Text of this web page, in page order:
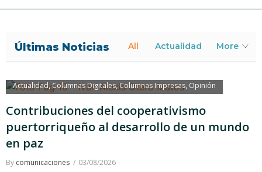
Últimas Noticias All Actualidad More
Actualidad,Columnas Digitales,Columnas Impresas Opinión
Contribuciones del cooperativismo
puertorriqueño al desarrollo de un mundo
en paz
By comunicaciones 03/08/2026